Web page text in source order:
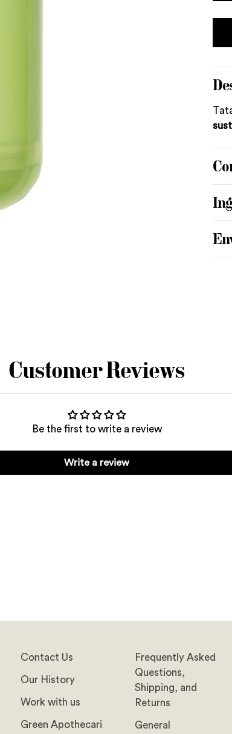
Customer Reviews
Be the first to write a review
Write a review
Contact Us
Our History
Work with us
Green Apothecari
Frequently Asked
Questions,
Shipping, and
Returns
General